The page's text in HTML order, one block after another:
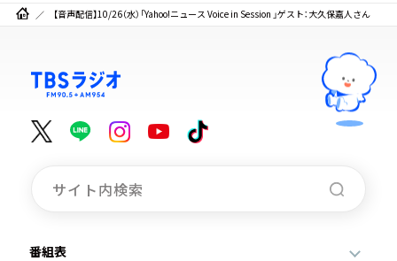
【音声配信】10/26（水）「Yahoo!ニュース Voice in Session 」ゲスト：大久保嘉人さん
番組表